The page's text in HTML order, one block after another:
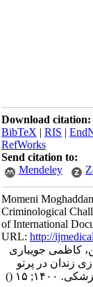
Download citation:
BibTeX|RIS|
RefWorks
Send citation to:
Mendeley
Momeni
Criminological
of International
URL:http://
کاظمی جویباری
در پرتو
۱۵
()